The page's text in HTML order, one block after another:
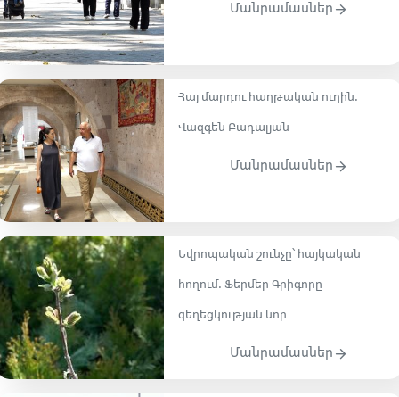
Մանրամասներ
Հայ մարդու հաղթական ուղին․
Վազգեն Բադալյան
Մանրամասներ
Եվրոպական շունչը՝ հայկական
հողում․ Ֆերմեր Գրիգորը
գեղեցկության նոր
Մանրամասներ